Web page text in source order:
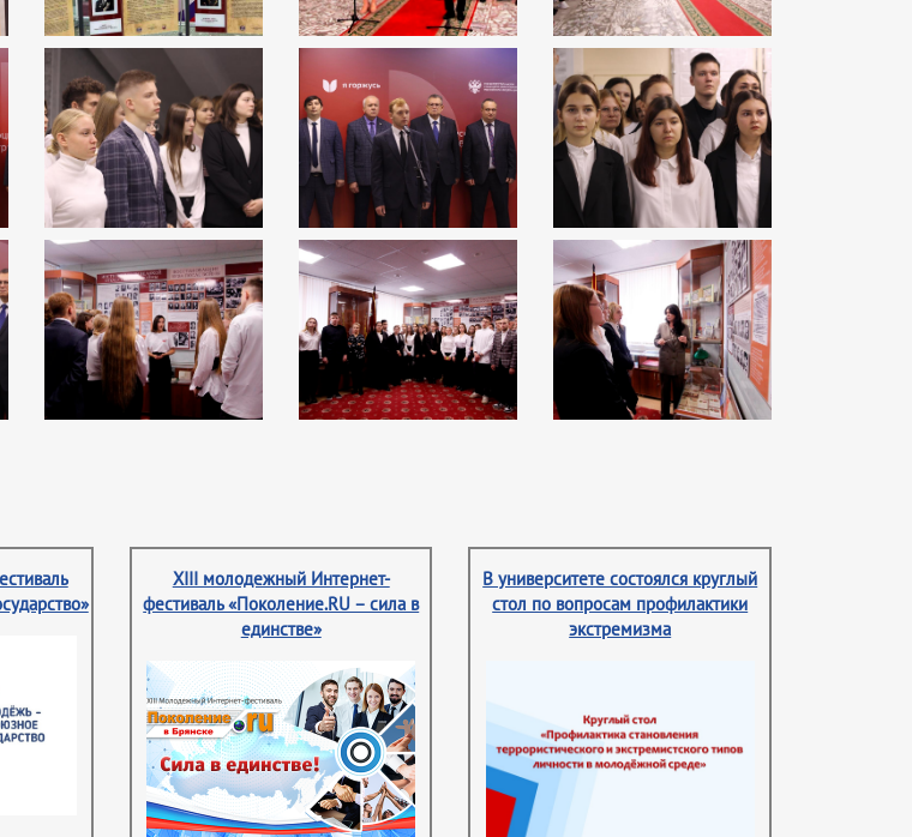
XIII молодежный Интернет-
фестиваль «Поколение.RU – сила в
единстве»
В университете состоялся круглый
стол по вопросам профилактики
экстремизма